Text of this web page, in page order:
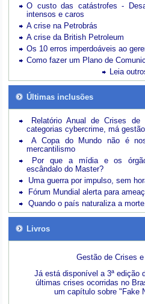
O custo das catástrofes -
intensos e caros
A crise na Petrobrás
A crise da British Petroleum
Os 10 erros imperdoáveis ao
Como fazer um Plano de
Leia
Últimas inclusões
Relatório Anual de Crises
categorias cybercrime, má
A Copa do Mundo não é
mercantilismo
Por que a mídia e os
escândalo do Master?
Uma guerra por impulso, sem
Fórum Mundial alerta para
Quando o país naturaliza a
Livros
Gestão de Crises
Já está disponível a 3ª edição
últimas crises ocorridas no
um capítulo sobre "Fake